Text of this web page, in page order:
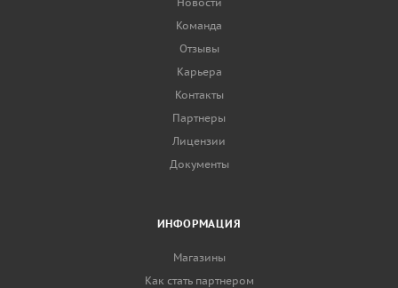
Команда
Отзывы
Карьера
Контакты
Партнеры
Лицензии
Документы
ИНФОРМАЦИЯ
Магазины
Как стать партнером